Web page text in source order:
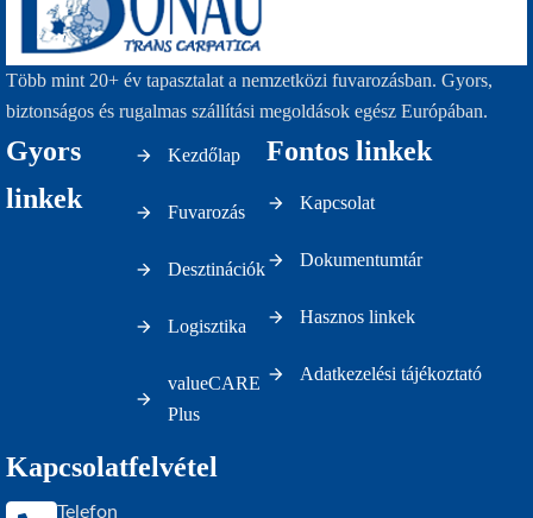
Több mint 20+ év tapasztalat a nemzetközi fuvarozásban. Gyors,
biztonságos és rugalmas szállítási megoldások egész Európában.
Gyors
linkek
Kezdőlap
Fuvarozás
Desztinációk
Logisztika
valueCARE
Plus
Fontos linkek
Kapcsolat
Dokumentumtár
Hasznos linkek
Adatkezelési tájékoztató
Kapcsolatfelvétel
Telefon